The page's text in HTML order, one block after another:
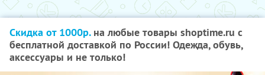
Скидка от 1000р.на любые товары shoptime.ru с
бесплатной доставкой по России! Одежда, обувь,
аксессуары и не только!